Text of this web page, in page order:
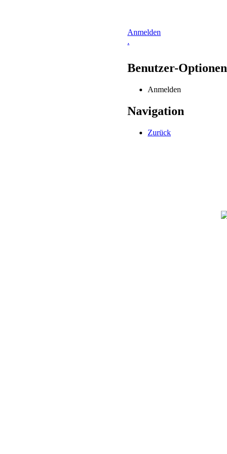
Anmelden
.
Benutzer-Optionen
Anmelden
Navigation
Zurück